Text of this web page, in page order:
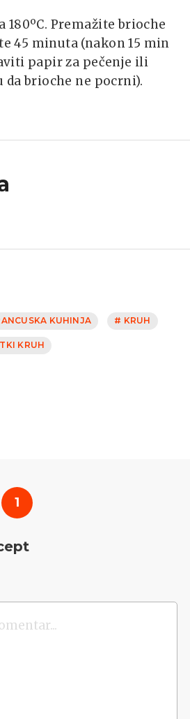
Premažite brioche
45 minuta (nakon 15 min
papir za pečenje ili
brioche ne pocrni).
KUHINJA # KRUH
KRUH
1